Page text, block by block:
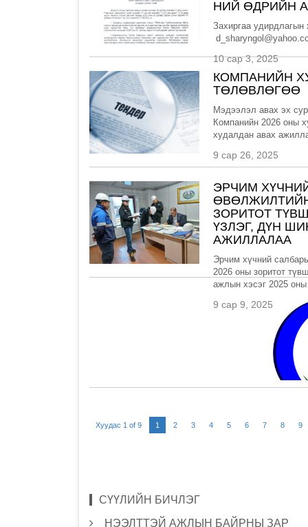
НИЙ ӨДРИЙН
Захиргаа
10 сар 3, 2025
КОМПАНИЙН
ТӨЛӨВЛӨГӨӨ
Мэдээлэл авах эх
Компанийн 2026 оны
худалдан авах
9 сар 26, 2025
ЭРЧИМ
ЗОРИТОТ
ҮЗЛЭГ, ДҮН
АЖИЛЛАЛАА
Эрчим хүчний
2026 оны зоритот
ажлын хэсэг 2025
9 сар 9, 2025
Хуудас 1 of 9 1 2 3 4 5 6 7 8 9
СҮҮЛИЙН БИЧЛЭГ
НЭЭЛТТЭЙ АЖЛЫН БАЙРНЫ ЗАР